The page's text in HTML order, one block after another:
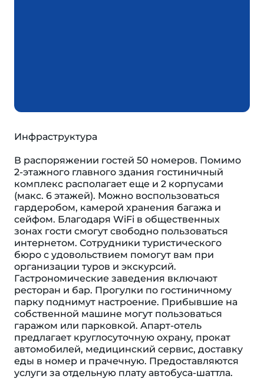
Инфраструктура
В распоряжении гостей 50 номеров. Помимо
2-этажного главного здания гостиничный
комплекс располагает еще и 2 корпусами
(макс. 6 этажей). Можно воспользоваться
гардеробом, камерой хранения багажа и
сейфом. Благодаря WiFi в общественных
зонах гости смогут свободно пользоваться
интернетом. Сотрудники туристического
бюро с удовольствием помогут вам при
организации туров и экскурсий.
Гастрономические заведения включают
ресторан и бар. Прогулки по гостиничному
парку поднимут настроение. Прибывшие на
собственной машине могут пользоваться
гаражом или парковкой. Апарт-отель
предлагает круглосуточную охрану, прокат
автомобилей, медицинский сервис, доставку
еды в номер и прачечную. Предоставляются
услуги за отдельную плату автобуса-шаттла.